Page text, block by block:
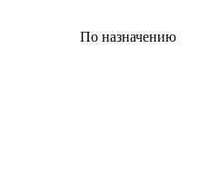
По назначению